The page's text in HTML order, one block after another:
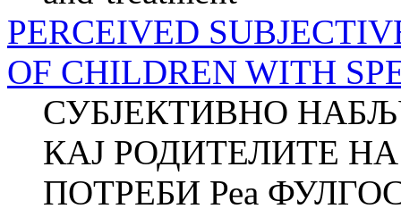
PERCEIVED
OF CHILDREN WITH
СУБЈЕКТИВНО
КАЈ РОДИТЕЛИТЕ
ПОТРЕБИ Реа